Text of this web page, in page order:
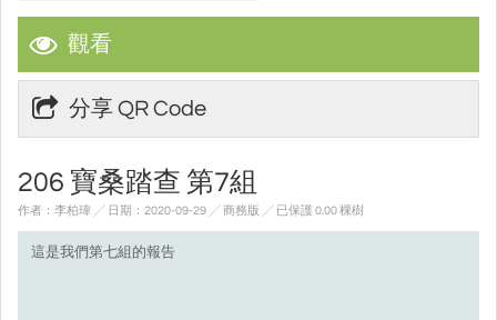
觀看
分享 QR Code
206 寶桑踏查 第7組
作者：李柏瑋 ╱ 日期：2020-09-29 ╱ 商務版 ╱ 已保護 0.00 棵樹
這是我們第七組的報告